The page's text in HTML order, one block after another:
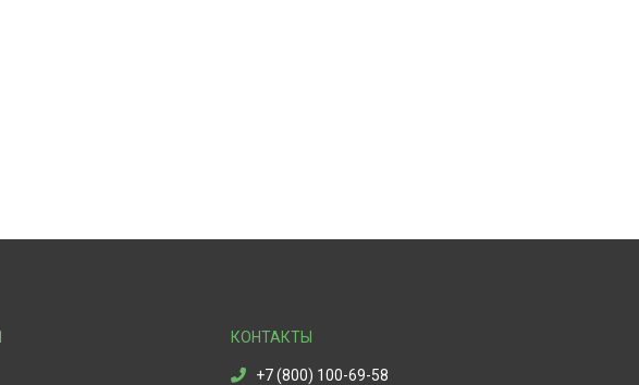
КОНТАКТЫ
+7 (800) 100-69-58